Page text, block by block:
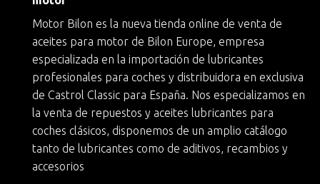
Motor Bilon es la nueva tienda online de venta de
aceites para motor de Bilon Europe, empresa
especializada en la importación de lubricantes
profesionales para coches y distribuidora en exclusiva
de Castrol Classic para España. Nos especializamos en
la venta de repuestos y aceites lubricantes para
coches clásicos, disponemos de un amplio catálogo
tanto de lubricantes como de aditivos, recambios y
accesorios